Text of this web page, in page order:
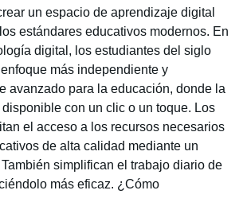
un espacio de aprendizaje digital
estándares educativos modernos. En
digital, los estudiantes del siglo
más independiente y
avanzado para la educación, donde la
con un clic o un toque. Los
el acceso a los recursos necesarios
de alta calidad mediante un
simplifican el trabajo diario de
más eficaz. ¿Cómo